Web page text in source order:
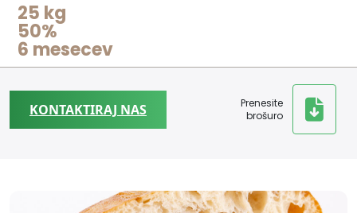
25 kg
50%
6 mesecev
KONTAKTIRAJ NAS
Prenesite
brošuro